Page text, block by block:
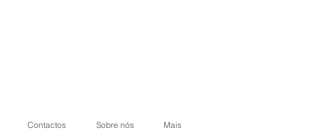
Contactos Sobre nós Mais